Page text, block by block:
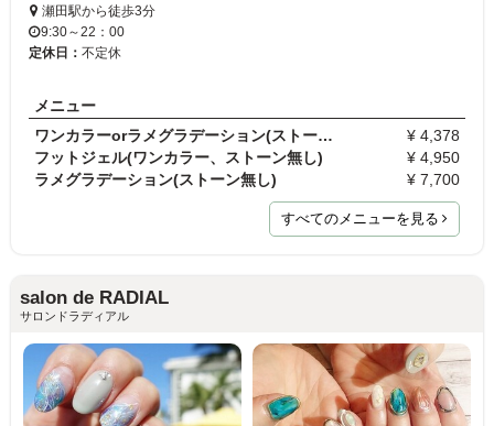
瀬田駅から徒歩3分
9:30～22：00
定休日： 不定休
メニュー
ワンカラーorラメグラデーション(ストーン無し)
¥ 4,378
フットジェル(ワンカラー、ストーン無し)
¥ 4,950
ラメグラデーション(ストーン無し)
¥ 7,700
すべてのメニューを見る
salon de RADIAL
サロンドラディアル